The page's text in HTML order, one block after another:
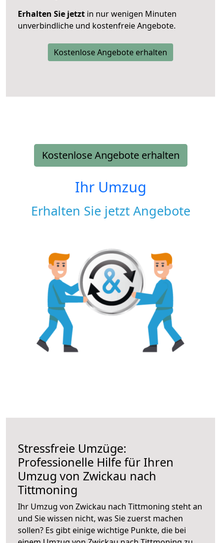
Erhalten Sie jetzt in nur wenigen Minuten
unverbindliche und kostenfreie Angebote.
Kostenlose Angebote erhalten
Kostenlose Angebote erhalten
Ihr Umzug
Erhalten Sie jetzt Angebote
Stressfreie Umzüge:
Professionelle Hilfe für Ihren
Umzug von Zwickau nach
Tittmoning
Ihr Umzug von Zwickau nach Tittmoning steht an
und Sie wissen nicht, was Sie zuerst machen
sollen? Es gibt einige wichtige Punkte, die bei